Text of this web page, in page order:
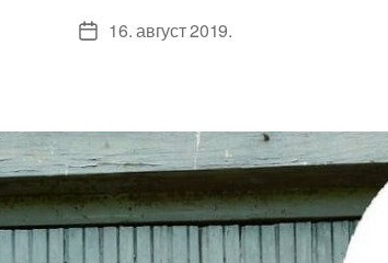
Датум16. август 2019.